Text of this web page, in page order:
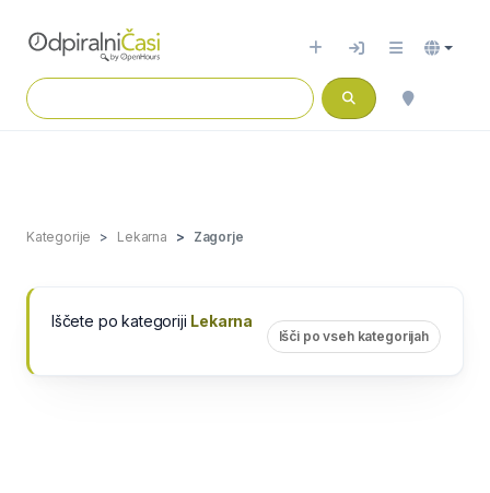
Kategorije Lekarna Zagorje
Iščete po kategoriji Lekarna
Išči po vseh kategorijah